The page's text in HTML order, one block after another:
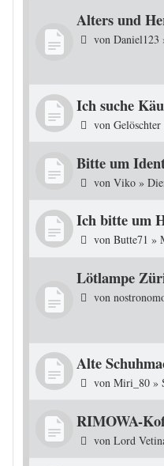
Alters und
von Daniel123
Ich suche
von
Bitte um
von Viko »
Ich bitte um
von Butte71 »
Lötlampe
von
Alte
von Miri_80 »
RIMOWA-
von Lord